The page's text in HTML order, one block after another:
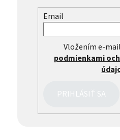
Email
Vložením e-
podmienkami
PRIHLÁSIŤ SA